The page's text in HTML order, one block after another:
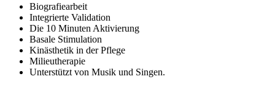
Biografiearbeit
Integrierte Validation
Die 10 Minuten Aktivierung
Basale Stimulation
Kinästhetik in der Pflege
Milieutherapie
Unterstützt von Musik und Singen.